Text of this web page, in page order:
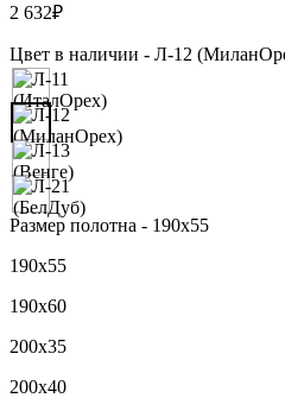
2 632₽
Цвет в наличии - Л-12
Размер полотна - 190х55
190х55
190х60
200х35
200х40